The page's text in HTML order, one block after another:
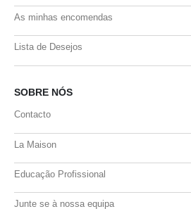
As minhas encomendas
Lista de Desejos
SOBRE NÓS
Contacto
La Maison
Educação Profissional
Junte se à nossa equipa